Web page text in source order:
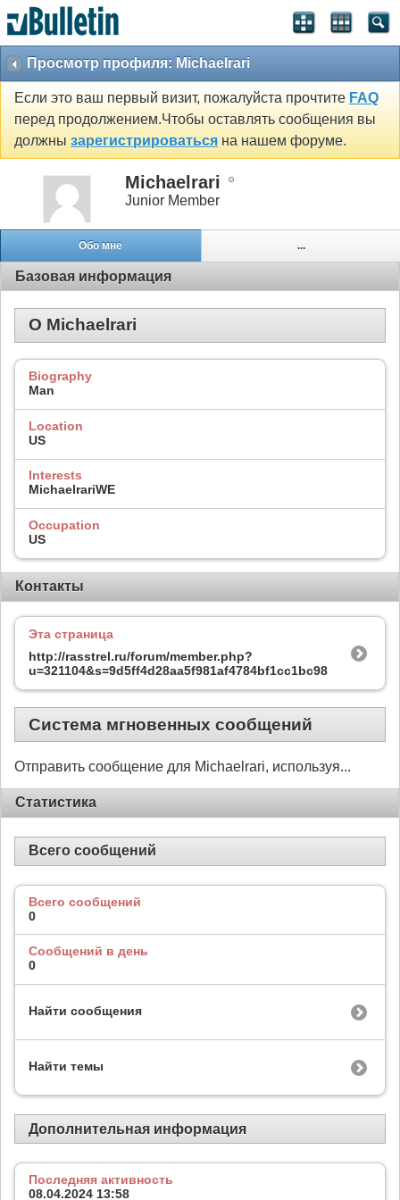
Просмотр профиля: Michaelrari
Если это ваш первый визит, пожалуйста прочтите FAQ
перед продолжением.Чтобы оставлять сообщения вы
должны зарегистрироваться на нашем форуме.
Michaelrari
Junior Member
Обо мне ...
Базовая информация
О Michaelrari
Biography
Man
Location
US
Interests
MichaelrariWE
Occupation
US
Контакты
Эта страница
http://rasstrel.ru/forum/member.php?
u=321104&s=9d5ff4d28aa5f981af4784bf1cc1bc98
Система мгновенных сообщений
Отправить сообщение для Michaelrari, используя...
Статистика
Всего сообщений
Всего сообщений
0
Сообщений в день
0
Найти сообщения
Найти темы
Дополнительная информация
Последняя активность
08.04.2024 13:58